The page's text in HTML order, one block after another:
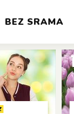
BEZ SRAMA